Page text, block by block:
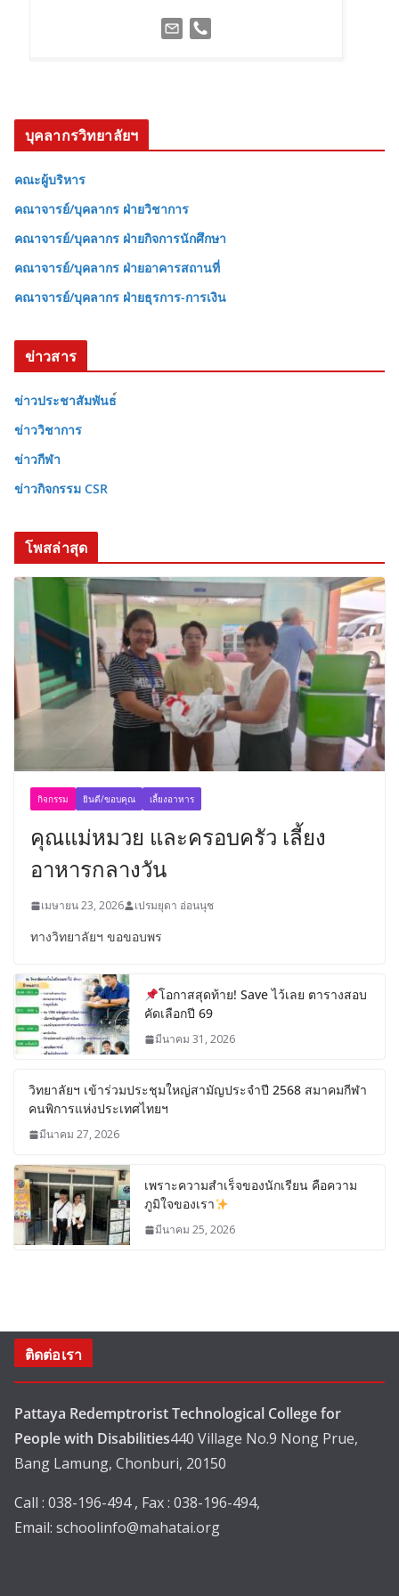
บุคลากรวิทยาลัยฯ
คณะผู้บริหาร
คณาจารย์/บุคลากร ฝ่ายวิชาการ
คณาจารย์/บุคลากร ฝ่ายกิจการนักศึกษา
คณาจารย์/บุคลากร ฝ่ายอาคารสถานที่
คณาจารย์/บุคลากร ฝ่ายธุรการ-การเงิน
ข่าวสาร
ข่าวประชาสัมพันธ
ข่าววิชาการ
ข่าวกีฬา
ข่าวกิจกรรม CSR
โพสล่าสุด
กิจกรรม ยินดี/ขอบคุณ เลี้ยงอาหาร
คุณแม่หมวย และครอบครัว เลี้ยง
อาหารกลางวัน
เมษายน 23, 2026 เปรมยุดา อ่อนนุช
ทางวิทยาลัยฯ ขอขอบพร
โอกาสสุดท้าย! Save ไว้เลย ตารางสอบ
คัดเลือกปี 69
มีนาคม 31, 2026
วิทยาลัยฯ เข้าร่วมประชุมใหญ่สามัญประจำปี 2568 สมาคมกีฬา
คนพิการแห่งประเทศไทยฯ
มีนาคม 27, 2026
เพราะความสำเร็จของนักเรียน คือความ
ภูมิใจของเรา
มีนาคม 25, 2026
ติดต่อเรา
Pattaya Redemptrorist Technological College for
People with Disabilities440 Village No.9 Nong Prue,
Bang Lamung, Chonburi, 20150
Call : 038-196-494 , Fax : 038-196-494,
Email: schoolinfo@mahatai.org